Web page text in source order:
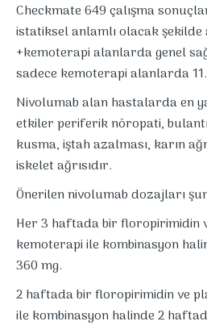
Checkmate 649 çalışma
istatiksel anlamlı olacak şekilde
+kemoterapi alanlarda genel
sadece kemoterapi alanlarda
Nivolumab alan hastalarda en
etkiler periferik nöropati,
kusma, iştah azalması, karın
iskelet ağrısıdır.
Önerilen nivolumab dozajları
Her 3 haftada bir floropirimidin
kemoterapi ile kombinasyon
360 mg.
2 haftada bir floropirimidin ve
ile kombinasyon halinde 2